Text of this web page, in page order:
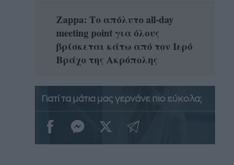
Zappa: Το απόλυτο all-day
meeting point για όλους
βρίσκεται κάτω από τον Ιερό
Βράχο της Ακρόπολης
Γιατί τα μάτια μας γερνάνε πιο εύκολα;